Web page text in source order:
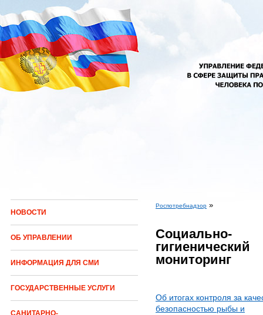
Перейти к основному содержанию
НОВОСТИ
ОБ УПРАВЛЕНИИ
ИНФОРМАЦИЯ ДЛЯ СМИ
ГОСУДАРСТВЕННЫЕ УСЛУГИ
САНИТАРНО-
Роспотребнадзор »
Социально-
гигиенический
мониторинг
Об итогах контроля за
безопасностью рыбы и